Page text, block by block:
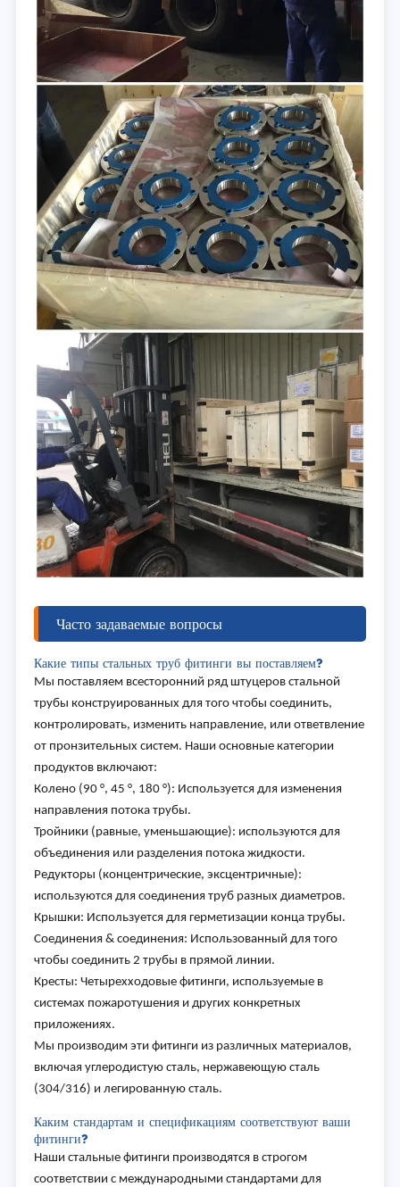
Часто задаваемые вопросы
Какие типы стальных труб фитинги вы поставляем?
Мы поставляем всесторонний ряд штуцеров стальной
трубы конструированных для того чтобы соединить,
контролировать, изменить направление, или ответвление
от пронзительных систем. Наши основные категории
продуктов включают:
Колено (90 °, 45 °, 180 °): Используется для изменения
направления потока трубы.
Тройники (равные, уменьшающие): используются для
объединения или разделения потока жидкости.
Редукторы (концентрические, эксцентричные):
используются для соединения труб разных диаметров.
Крышки: Используется для герметизации конца трубы.
Соединения & соединения: Использованный для того
чтобы соединить 2 трубы в прямой линии.
Кресты: Четырехходовые фитинги, используемые в
системах пожаротушения и других конкретных
приложениях.
Мы производим эти фитинги из различных материалов,
включая углеродистую сталь, нержавеющую сталь
(304/316) и легированную сталь.
Каким стандартам и спецификациям соответствуют ваши
фитинги?
Наши стальные фитинги производятся в строгом
соответствии с международными стандартами для